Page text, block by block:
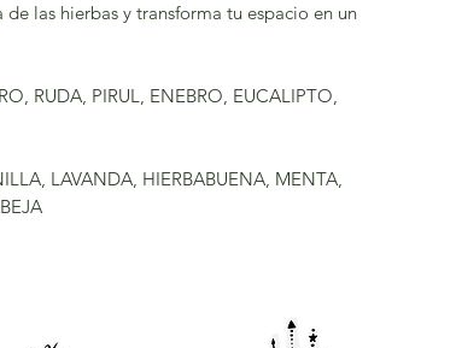
las hierbas y transforma tu espacio en un
RUDA, PIRUL, ENEBRO, EUCALIPTO,
LAVANDA, HIERBABUENA, MENTA,